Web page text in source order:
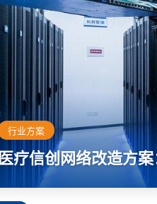
行业方案
医疗信创网络改造方